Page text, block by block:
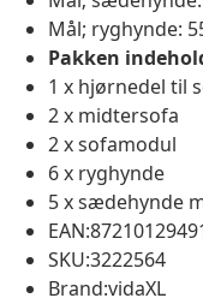
Mål; ryghynde:
Pakken
1 x hjørnedel til
2 x midtersofa
2 x sofamodul
6 x ryghynde
5 x sædehynde
SKU:3222564
Brand:vidaXL